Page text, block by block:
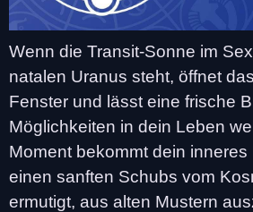
Wenn die Transit-Sonne im
natalen Uranus steht, öffnet
Fenster und lässt eine frische
Möglichkeiten in dein Leben
Moment bekommt dein
einen sanften Schubs vom
ermutigt, aus alten Mustern